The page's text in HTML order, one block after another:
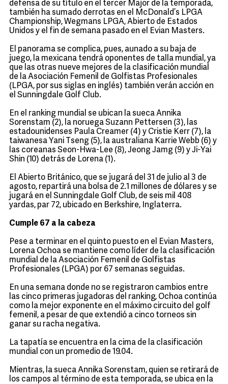
defensa de su título en el tercer Major de la temporada,
también ha sumado derrotas en el McDonald’s LPGA
Championship, Wegmans LPGA, Abierto de Estados
Unidos y el fin de semana pasado en el Evian Masters.
El panorama se complica, pues, aunado a su baja de
juego, la mexicana tendrá oponentes de talla mundial, ya
que las otras nueve mejores de la clasificación mundial
de la Asociación Femenil de Golfistas Profesionales
(LPGA, por sus siglas en inglés) también verán acción en
el Sunningdale Golf Club.
En el ranking mundial se ubican la sueca Annika
Sorenstam (2), la noruega Suzann Pettersen (3), las
estadounidenses Paula Creamer (4) y Cristie Kerr (7), la
taiwanesa Yani Tseng (5), la australiana Karrie Webb (6) y
las coreanas Seon-Hwa-Lee (8), Jeong Jamg (9) y Ji-Yai
Shin (10) detrás de Lorena (1).
El Abierto Británico, que se jugará del 31 de julio al 3 de
agosto, repartirá una bolsa de 2.1 millones de dólares y se
jugará en el Sunningdale Golf Club, de seis mil 408
yardas, par 72, ubicado en Berkshire, Inglaterra.
Cumple 67 a la cabeza
Pese a terminar en el quinto puesto en el Evian Masters,
Lorena Ochoa se mantiene como líder de la clasificación
mundial de la Asociación Femenil de Golfistas
Profesionales (LPGA) por 67 semanas seguidas.
En una semana donde no se registraron cambios entre
las cinco primeras jugadoras del ranking, Ochoa continúa
como la mejor exponente en el máximo circuito del golf
femenil, a pesar de que extendió a cinco torneos sin
ganar su racha negativa.
La tapatía se encuentra en la cima de la clasificación
mundial con un promedio de 19.04.
Mientras, la sueca Annika Sorenstam, quien se retirará de
los campos al término de esta temporada, se ubica en la